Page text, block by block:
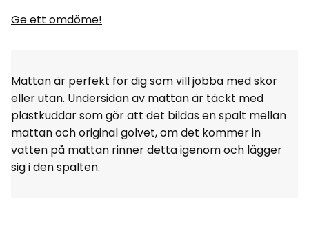
Ge ett omdöme!
Mattan är perfekt för dig som vill jobba med skor
eller utan. Undersidan av mattan är täckt med
plastkuddar som gör att det bildas en spalt mellan
mattan och original golvet, om det kommer in
vatten på mattan rinner detta igenom och lägger
sig i den spalten.